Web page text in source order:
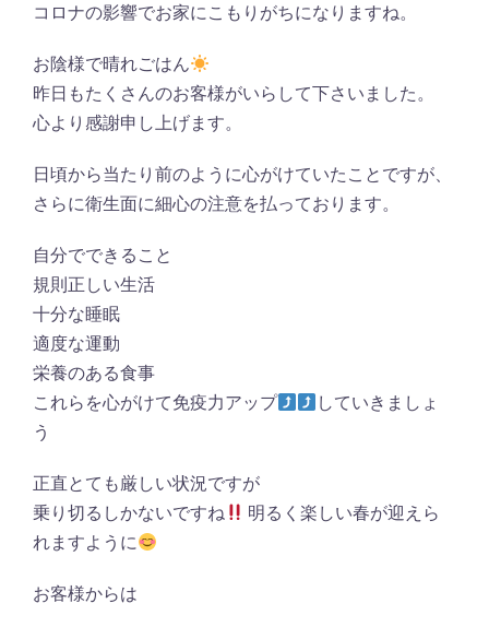
コロナの影響でお家にこもりがちになりますね。
お陰様で晴れごはん
昨日もたくさんのお客様がいらして下さいました。
心より感謝申し上げます。
日頃から当たり前のように心がけていたことですが、
さらに衛生面に細心の注意を払っております。
自分でできること
規則正しい生活
十分な睡眠
適度な運動
栄養のある食事
これらを心がけて免疫力アップ
していきましょ
う
正直とても厳しい状況ですが
乗り切るしかないですね
明るく楽しい春が迎えら
れますように
お客様からは